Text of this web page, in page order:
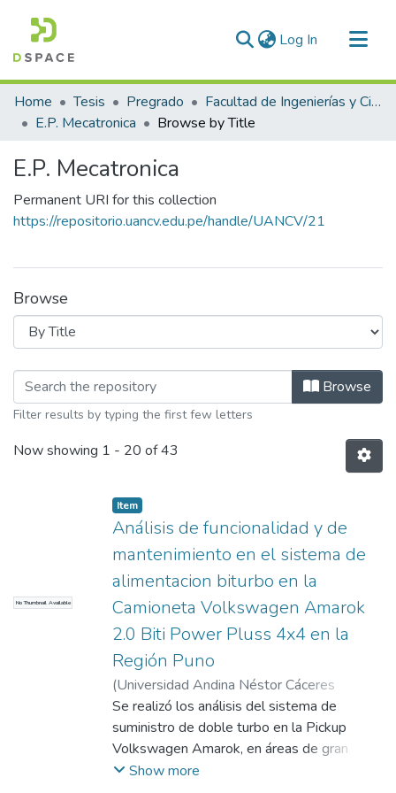
Log In (current)
Communities & Collections
All of DSpace
Home Tesis Pregrado
Facultad de Ingenierías y Ciencias Puras
E.P. Mecatronica
Browse by Title
E.P. Mecatronica
Permanent URI for this collection
https://repositorio.uancv.edu.pe/handle/UANCV/21
Browse
Browsing E.P. Mecatronica by Title
Browse
Filter results by typing the first few letters
Now showing 1 - 20 of 43
No Thumbnail Available
Item
Análisis de funcionalidad y de
mantenimiento en el sistema de
alimentacion biturbo en la
Camioneta Volkswagen Amarok
2.0 Biti Power Pluss 4x4 en la
Región Puno
(Universidad Andina Néstor Cáceres
Velásquez ,2024)Vargas Espinoza, Jose
luis;Maldonado Mamani, Ricardo
Maldonado; Universidad Andina Néstor
Cáceres Velásquez
Se realizó los análisis del sistema de
suministro de doble turbo en la Pickup
Volkswagen Amarok, en áreas de gran
altitud en la localidad de Puno. Se realizó
Show more